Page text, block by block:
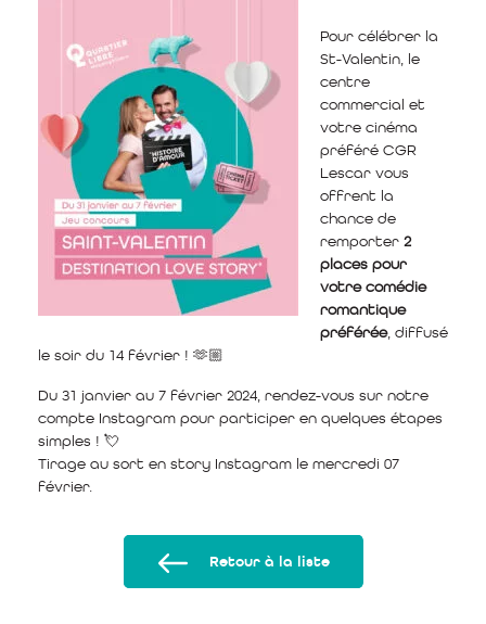
Pour célébrer la
St-Valentin, le
centre
commercial et
votre cinéma
préféré CGR
Lescar vous
offrent la
chance de
remporter 2
places pour
votre comédie
romantique
préférée, diffusé
le soir du 14 février ! 🫶🏼
Du 31 janvier au 7 février 2024, rendez-vous sur notre
compte Instagram pour participer en quelques étapes
simples ! 💘
Tirage au sort en story Instagram le mercredi 07
février.
Retour à la liste